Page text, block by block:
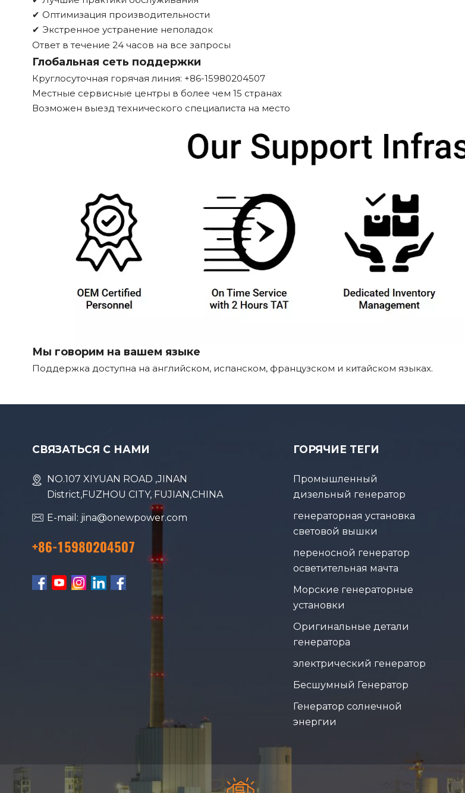
✔ Оптимизация производительности
✔ Экстренное устранение неполадок
Ответ в течение 24 часов на все запросы
Глобальная сеть поддержки
Круглосуточная горячая линия: +86-15980204507
Местные сервисные центры в более чем 15 странах
Возможен выезд технического специалиста на место
Мы говорим на вашем языке
Поддержка доступна на английском, испанском, французском и китайском языках.
СВЯЗАТЬСЯ С НАМИ
NO.107 XIYUAN ROAD ,JINAN
District,FUZHOU CITY, FUJIAN,CHINA
E-mail: jina@onewpower.com
+86-15980204507
ГОРЯЧИЕ ТЕГИ
Промышленный
дизельный генератор
генераторная установка
световой вышки
переносной генератор
осветительная мачта
Морские генераторные
установки
Оригинальные детали
генератора
электрический генератор
Бесшумный Генератор
Генератор солнечной
энергии